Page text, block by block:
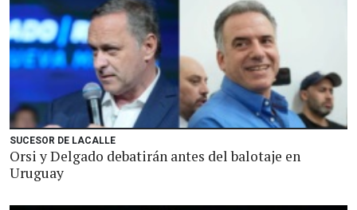
SUCESOR DE LACALLE
Orsi y Delgado debatirán antes del balotaje en
Uruguay